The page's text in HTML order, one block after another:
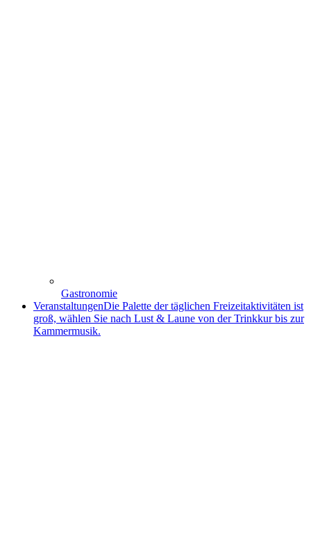
Gastronomie
VeranstaltungenDie Palette der täglichen Freizeitaktivitäten ist
groß, wählen Sie nach Lust & Laune von der Trinkkur bis zur
Kammermusik.